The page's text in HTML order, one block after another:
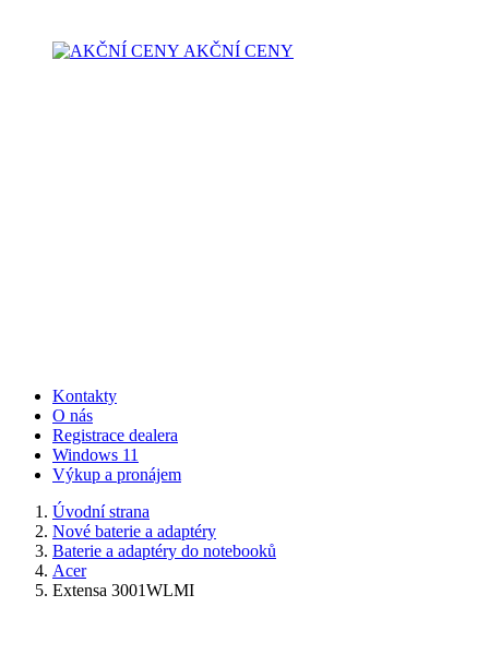
AKČNÍ CENY
Kontakty
O nás
Registrace dealera
Windows 11
Výkup a pronájem
Úvodní strana
Nové baterie a adaptéry
Baterie a adaptéry do notebooků
Acer
Extensa 3001WLMI